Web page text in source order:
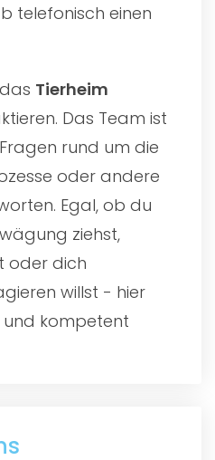
telefonisch einen
Tierheim
Das Team ist
rund um die
oder andere
Egal, ob du
ziehst,
oder dich
willst - hier
kompetent